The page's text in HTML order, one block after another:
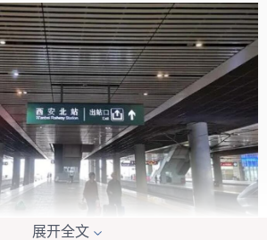
展开全文